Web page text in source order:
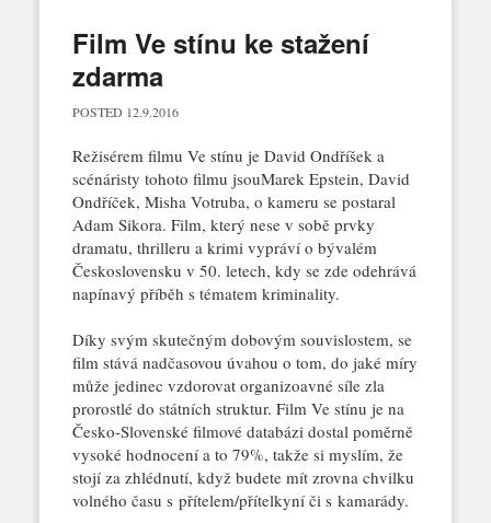
Film Ve stínu ke stažení
zdarma
POSTED 12.9.2016
Režisérem filmu Ve stínu je David Ondříšek a
scénáristy tohoto filmu jsouMarek Epstein, David
Ondříček, Misha Votruba, o kameru se postaral
Adam Sikora. Film, který nese v sobě prvky
dramatu, thrilleru a krimi vypráví o bývalém
Československu v 50. letech, kdy se zde odehrává
napínavý příběh s tématem kriminality.
Díky svým skutečným dobovým souvislostem, se
film stává nadčasovou úvahou o tom, do jaké míry
může jedinec vzdorovat organizoavné síle zla
prorostlé do státních struktur. Film Ve stínu je na
Česko-Slovenské filmové databázi dostal poměrně
vysoké hodnocení a to 79%, takže si myslím, že
stojí za zhlédnutí, když budete mít zrovna chvilku
volného času s přítelem/přítelkyní či s kamarády.